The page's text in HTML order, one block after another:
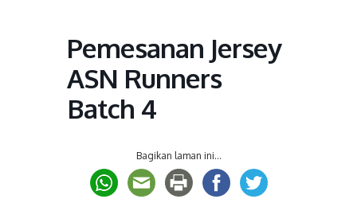
Pemesanan Jersey
ASN Runners
Batch 4
Bagikan laman ini...